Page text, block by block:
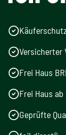
Versicherter
Frei Haus
Frei Haus
Geprüfte